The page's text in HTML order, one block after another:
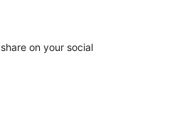
on your social